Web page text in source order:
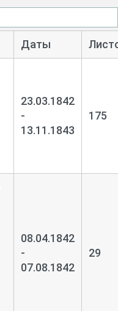
Даты
23.03.1842
-
13.11.1843
175
08.04.1842
-
07.08.1842
29